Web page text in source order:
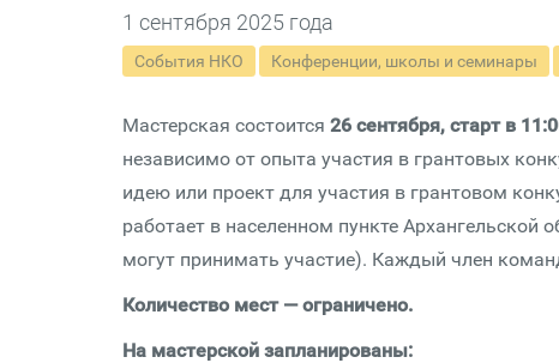
1 сентября 2025 года
События НКО Конференции, школы и семинары
Мастерская состоится 26 сентября, старт в
независимо от опыта участия в грантовых
идею или проект для участия в грантовом
работает в населенном пункте Архангельской
могут принимать участие). Каждый член
Количество мест — ограничено.
На мастерской запланированы: